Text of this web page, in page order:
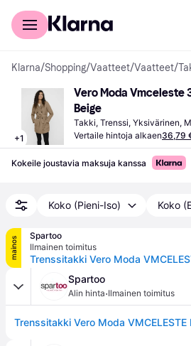
Kuluttajille
Klarna/Shopping/Vaatteet/Vaatteet/
+1
Vero Moda Vmceleste
Beige
Takki, Trenssi, Yksivärinen,
Vertaile hintoja alkaen36,79
Kokeile joustavia maksuja kanssa
Koko (Pieni-Iso) Koko
mainos
Spartoo
Ilmainen toimitus
Trenssitakki Vero Moda
Spartoo
Alin hinta·Ilmainen toimitus
Trenssitakki Vero Moda VMCELESTE